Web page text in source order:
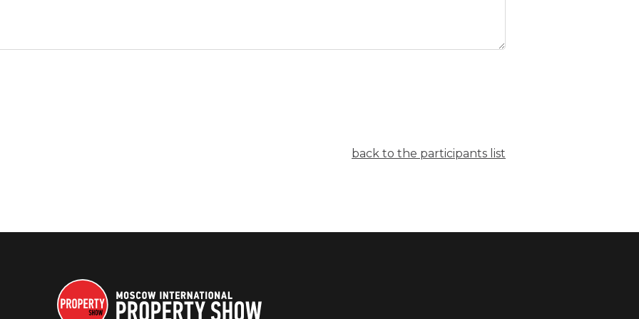
back to the participants list